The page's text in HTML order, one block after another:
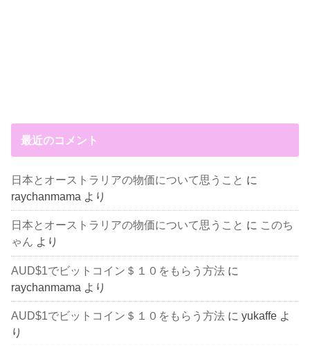
最近のコメント
日本とオーストラリアの物価について思うこと に
raychanmama より
日本とオーストラリアの物価について思うこと に このち
ゃん より
AUD$1でビットコイン＄１０をもらう方法 に
raychanmama より
AUD$1でビットコイン＄１０をもらう方法 にyukaffe よ
り